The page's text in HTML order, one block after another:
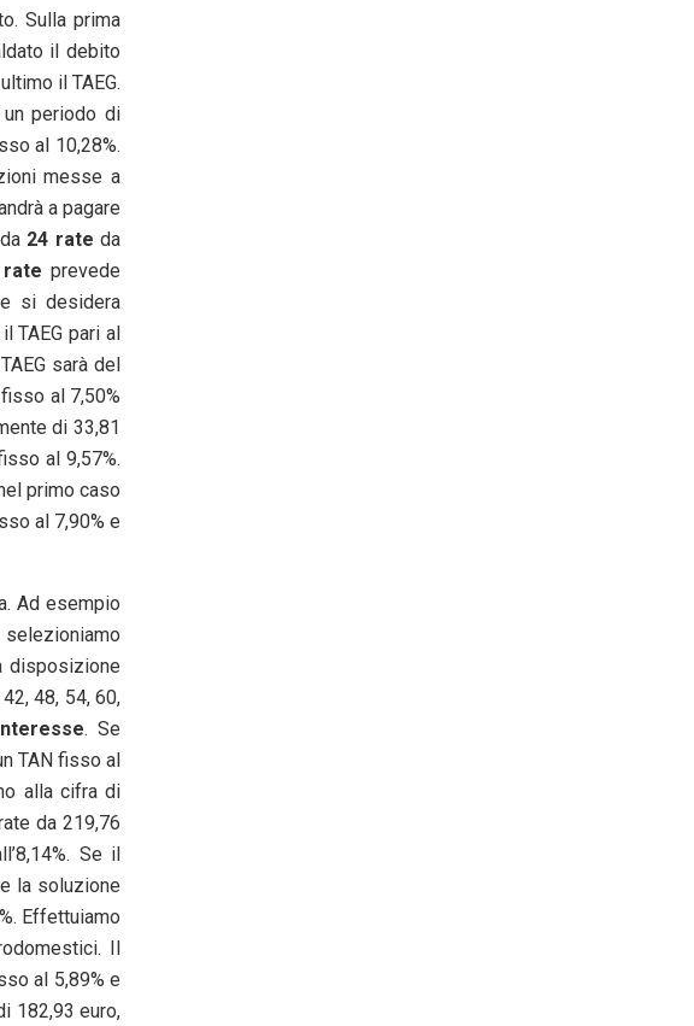
Sulla prima
il debito
il TAEG.
periodo di
al 10,28%.
messe a
a pagare
24 rate da
prevede
si desidera
TAEG pari al
sarà del
al 7,50%
di 33,81
al 9,57%.
primo caso
al 7,90% e
Ad esempio
disposizione
48, 54, 60,
. Se
TAN fisso al
alla cifra di
da 219,76
Se il
la soluzione
Effettuiamo
Il
al 5,89% e
182,93 euro,